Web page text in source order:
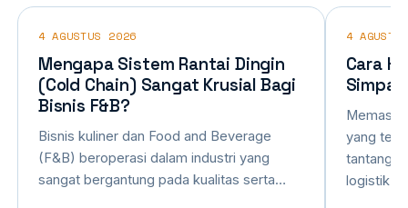
4 AGUSTUS 2026
Mengapa Sistem Rantai Dingin
(Cold Chain) Sangat Krusial Bagi
Bisnis F&B?
Bisnis kuliner dan Food and Beverage
(F&B) beroperasi dalam industri yang
sangat bergantung pada kualitas serta…
4
Cara
yang
logistik